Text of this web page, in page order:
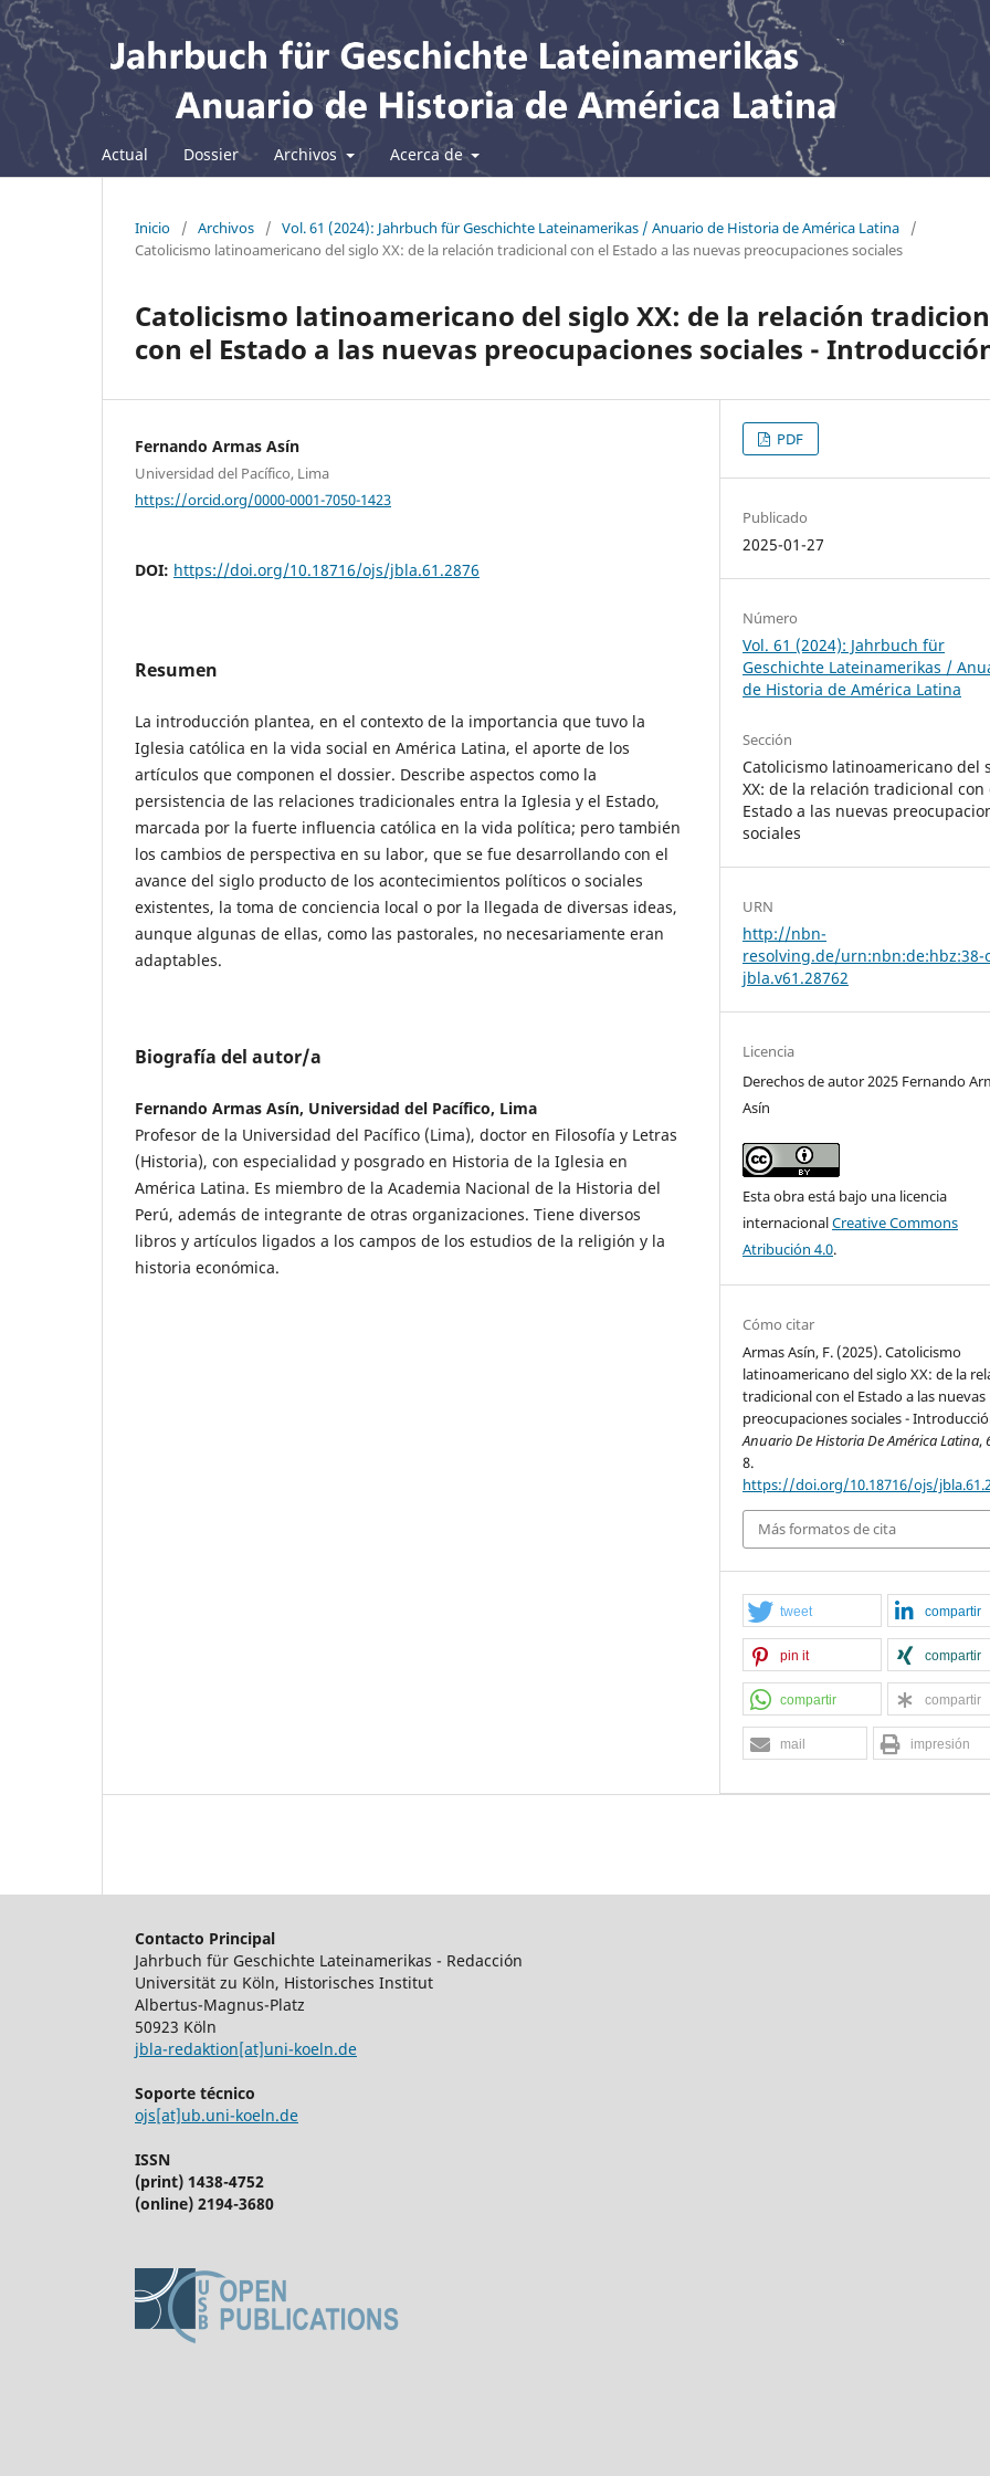
Actual Dossier Archivos Acerca de
Inicio / Archivos / Vol. 61 (2024): Jahrbuch für Geschichte Lateinamerikas / Anuario de Historia de América Latina
/
Catolicismo latinoamericano del siglo XX: de la relación tradicional con el Estado a las nuevas preocupaciones sociales
Catolicismo latinoamericano del siglo XX: de la relación
con el Estado a las nuevas preocupaciones sociales -
Fernando Armas Asín
Universidad del Pacífico, Lima
https://orcid.org/0000-0001-7050-1423
DOI: https://doi.org/10.18716/ojs/jbla.61.2876
Resumen
La introducción plantea, en el contexto de la importancia que tuvo la
Iglesia católica en la vida social en América Latina, el aporte de los
artículos que componen el dossier. Describe aspectos como la
persistencia de las relaciones tradicionales entra la Iglesia y el Estado,
marcada por la fuerte influencia católica en la vida política; pero también
los cambios de perspectiva en su labor, que se fue desarrollando con el
avance del siglo producto de los acontecimientos políticos o sociales
existentes, la toma de conciencia local o por la llegada de diversas ideas,
aunque algunas de ellas, como las pastorales, no necesariamente eran
adaptables.
Biografía del autor/a
Fernando Armas Asín, Universidad del Pacífico, Lima
Profesor de la Universidad del Pacífico (Lima), doctor en Filosofía y Letras
(Historia), con especialidad y posgrado en Historia de la Iglesia en
América Latina. Es miembro de la Academia Nacional de la Historia del
Perú, además de integrante de otras organizaciones. Tiene diversos
libros y artículos ligados a los campos de los estudios de la religión y la
historia económica.
PDF
Publicado
2025-01-27
Número
Vol. 61 (2024): Jahrbuch für
Geschichte Lateinamerikas /
de Historia de América Latina
Sección
Catolicismo latinoamericano del
XX: de la relación tradicional con
Estado a las nuevas
sociales
URN
http://nbn-
resolving.de/urn:nbn:de:hbz:38-
jbla.v61.28762
Licencia
Derechos de autor 2025 Fernando
Asín
Esta obra está bajo una licencia
internacionalCreative Commons
Atribución 4.0.
Cómo citar
Armas Asín, F. (2025). Catolicismo
latinoamericano del siglo XX: de la
tradicional con el Estado a las nuevas
preocupaciones sociales -
Anuario De Historia De América Latina,
8.
https://doi.org/10.18716/ojs/
Más formatos de cita
tweet compartir
pin it compartir
compartir compartir
mail impresión
Contacto Principal
Jahrbuch für Geschichte Lateinamerikas - Redacción
Universität zu Köln, Historisches Institut
Albertus-Magnus-Platz
50923 Köln
jbla-redaktion[at]uni-koeln.de
Soporte técnico
ojs[at]ub.uni-koeln.de
ISSN
(print) 1438-4752
(online) 2194-3680